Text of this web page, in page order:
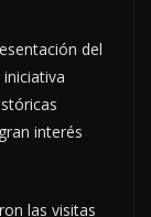
del
interés
las visitas